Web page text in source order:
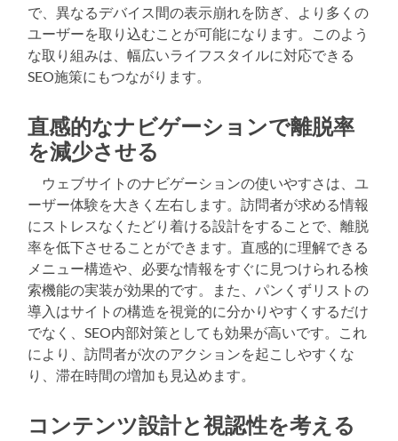
で、異なるデバイス間の表示崩れを防ぎ、より多くの
ユーザーを取り込むことが可能になります。このよう
な取り組みは、幅広いライフスタイルに対応できる
SEO施策にもつながります。
直感的なナビゲーションで離脱率
を減少させる
ウェブサイトのナビゲーションの使いやすさは、ユ
ーザー体験を大きく左右します。訪問者が求める情報
にストレスなくたどり着ける設計をすることで、離脱
率を低下させることができます。直感的に理解できる
メニュー構造や、必要な情報をすぐに見つけられる検
索機能の実装が効果的です。また、パンくずリストの
導入はサイトの構造を視覚的に分かりやすくするだけ
でなく、SEO内部対策としても効果が高いです。これ
により、訪問者が次のアクションを起こしやすくな
り、滞在時間の増加も見込めます。
コンテンツ設計と視認性を考える